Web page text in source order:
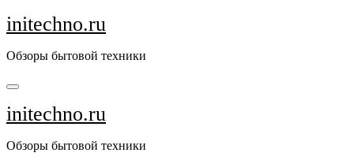
Перейти
к
initechno.ru
Обзоры бытовой техники
initechno.ru
Обзоры бытовой техники